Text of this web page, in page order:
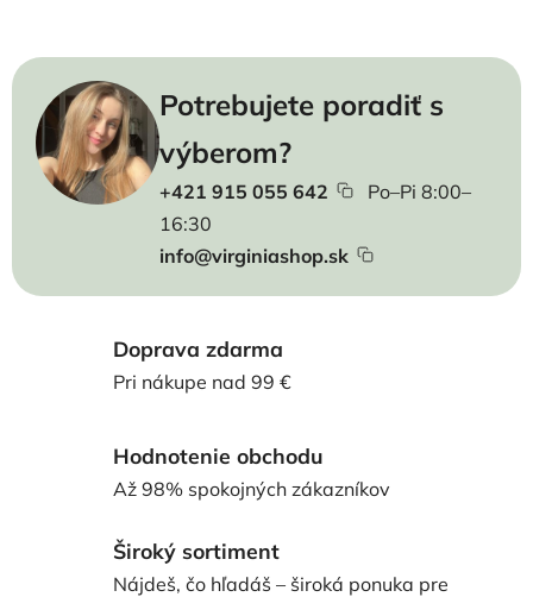
Potrebujete poradiť s
výberom?
+421 915 055 642
Po–Pi 8:00–
16:30
info@virginiashop.sk
Doprava zdarma
Pri nákupe nad 99 €
Hodnotenie obchodu
Až 98% spokojných zákazníkov
Široký sortiment
Nájdeš, čo hľadáš – široká ponuka pre